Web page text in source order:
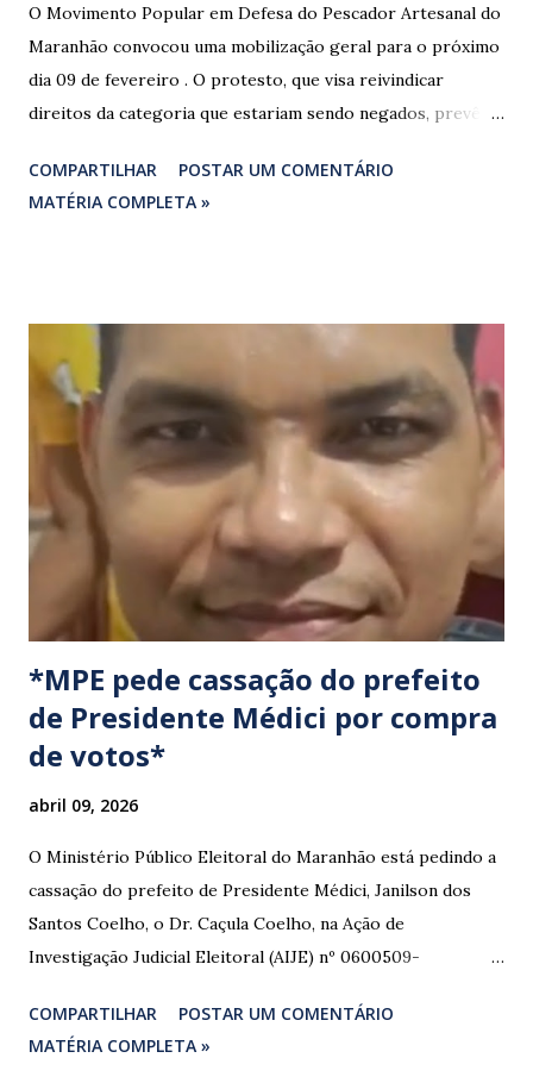
O Movimento Popular em Defesa do Pescador Artesanal do
Maranhão convocou uma mobilização geral para o próximo
dia 09 de fevereiro . O protesto, que visa reivindicar
direitos da categoria que estariam sendo negados, prevê o
federais que cortam o estado. ​As interdições estão
programadas para começar às 07:00 da manhã e, segundo
manifestação busca chamar a atenção das autoridades para
a pauta da pesca artesanal maranhense, exigindo o
cumprimento de garantias e assistência aos trabalhadores
do setor. Motoristas que planejam trafegar por essas
regiões na data devem estar atentos a possíveis
congestionamentos e atrasos.
COMPARTILHAR
POSTAR UM COMENTÁRIO
MATÉRIA COMPLETA »
*MPE pede cassação do prefeito
de Presidente Médici por compra
de votos*
abril 09, 2026
O Ministério Público Eleitoral do Maranhão está pedindo a
cassação do prefeito de Presidente Médici, Janilson dos
Santos Coelho, o Dr. Caçula Coelho, na Ação de
Investigação Judicial Eleitoral (AIJE) nº 0600509-
Santa Luzia do Paruá. A ação foi movida pela Coligação
“União e Reconstrução” (PP/PL/União), que denunciou a
COMPARTILHAR
POSTAR UM COMENTÁRIO
MATÉRIA COMPLETA »